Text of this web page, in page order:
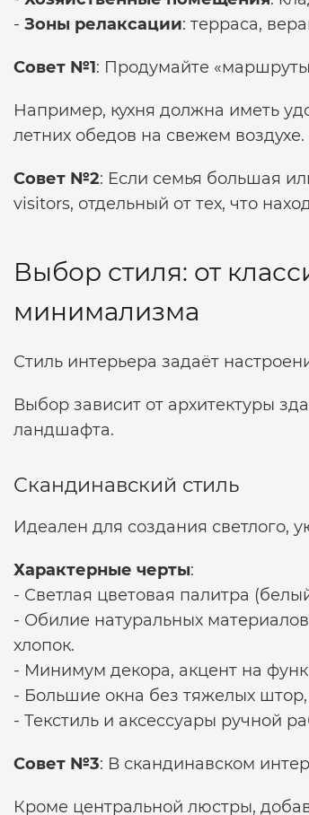
- Зоны релаксации: терраса,
Совет №1: Продумайте
Например, кухня должна иметь
летних обедов на свежем воздухе.
Совет №2: Если семья большая
visitors, отдельный от тех, что
Выбор стиля: от
минимализма
Стиль интерьера задаёт
Выбор зависит от архитектуры
ландшафта.
Скандинавский стиль
Идеален для создания светлого,
Характерные черты:
- Светлая цветовая палитра
- Обилие натуральных
хлопок.
- Минимум декора, акцент на
- Большие окна без тяжелых
- Текстиль и аксессуары ручной
Совет №3: В скандинавском
Кроме центральной люстры,